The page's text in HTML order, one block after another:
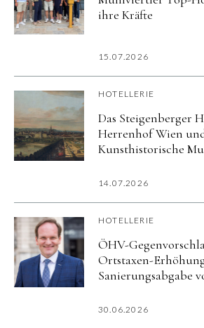
ihre Kräfte
15.07.2026
HOTELLERIE
Das Steigenberger
Herrenhof Wien
Kunsthistorische
Package zur
14.07.2026
HOTELLERIE
ÖHV-
Ortstaxen-
Sanierungsabgabe
30.06.2026